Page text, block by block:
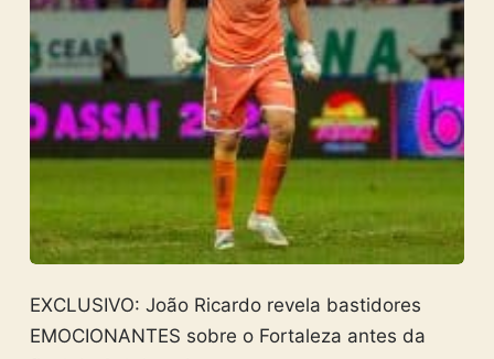
EXCLUSIVO: João Ricardo revela bastidores
EMOCIONANTES sobre o Fortaleza antes da